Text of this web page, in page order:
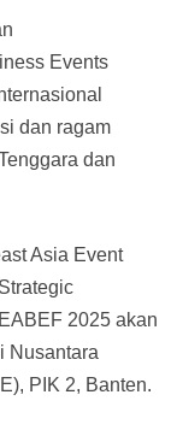
Events
dan ragam
dan
Asia Event
2025 akan
Nusantara
PIK 2, Banten.